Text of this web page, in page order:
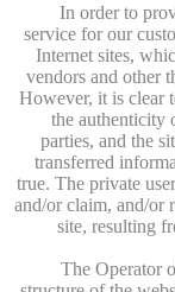
In order to
service for our
Internet sites,
vendors and other
However, it is clear
the authenticity
parties, and the
transferred
true. The private
and/or claim, and/or
site, resulting
The Operator